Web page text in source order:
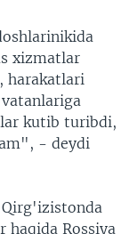
xizmatlar
harakatlari
kutib turibdi,
- deydi
haqida Rossiya